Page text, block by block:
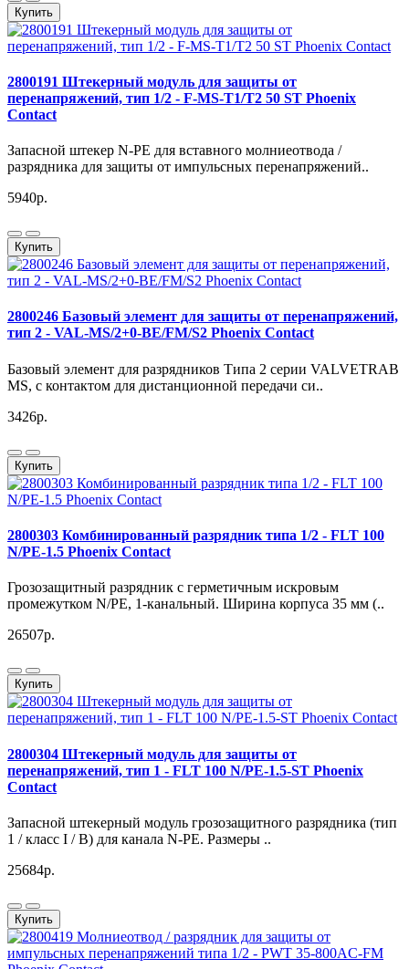
Купить
2800191 Штекерный модуль для защиты от
перенапряжений, тип 1/2 - F-MS-T1/T2 50 ST Phoenix
Contact
Запасной штекер N-PE для вставного молниеотвода /
разрядника для защиты от импульсных перенапряжений..
5940р.
Купить
2800246 Базовый элемент для защиты от перенапряжений,
тип 2 - VAL-MS/2+0-BE/FM/S2 Phoenix Contact
Базовый элемент для разрядников Типа 2 серии VALVETRAB
MS, с контактом для дистанционной передачи си..
3426р.
Купить
2800303 Комбинированный разрядник типа 1/2 - FLT 100
N/PE-1.5 Phoenix Contact
Грозозащитный разрядник с герметичным искровым
промежутком N/PE, 1-канальный. Ширина корпуса 35 мм (..
26507р.
Купить
2800304 Штекерный модуль для защиты от
перенапряжений, тип 1 - FLT 100 N/PE-1.5-ST Phoenix
Contact
Запасной штекерный модуль грозозащитного разрядника (тип
1 / класс I / B) для канала N-PE. Размеры ..
25684р.
Купить